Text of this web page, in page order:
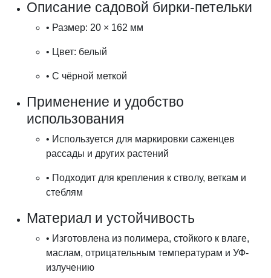
Описание садовой бирки-петельки
• Размер: 20 × 162 мм
• Цвет: белый
• С чёрной меткой
Применение и удобство
использования
• Используется для маркировки саженцев
рассады и других растений
• Подходит для крепления к стволу, веткам и
стеблям
Материал и устойчивость
• Изготовлена из полимера, стойкого к влаге,
маслам, отрицательным температурам и УФ-
излучению